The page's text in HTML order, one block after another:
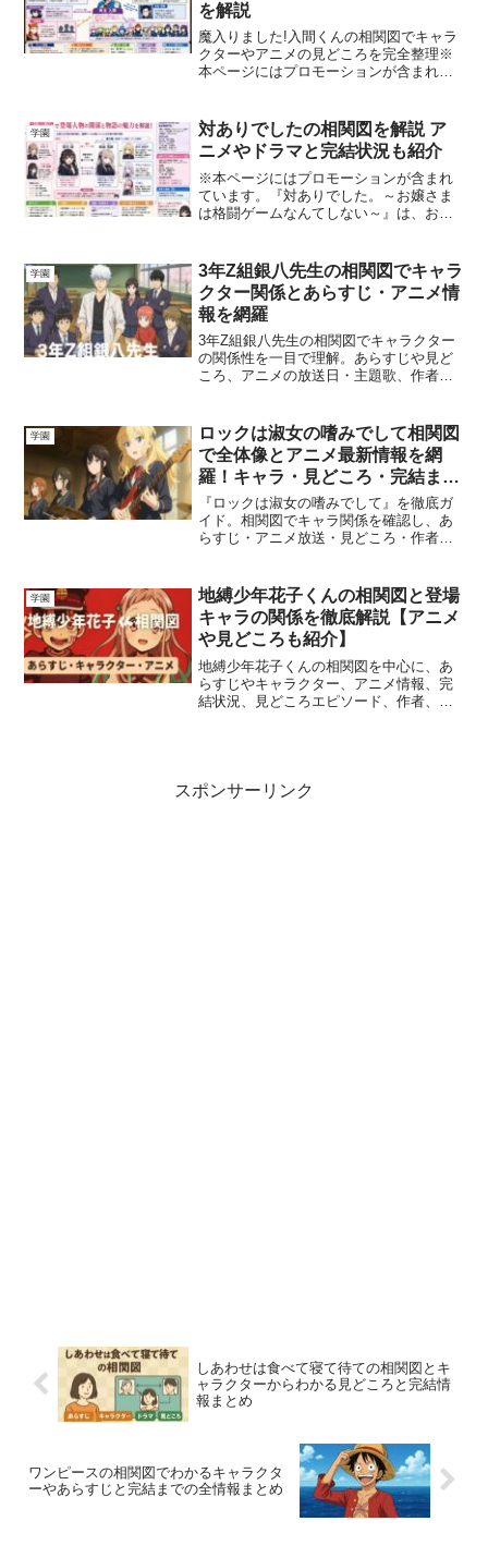
を解説
魔入りました!入間くんの相関図でキャラ
クターやアニメの見どころを完全整理※
本ページにはプロモーションが含まれて
少年・鈴木入間を中心に、個性豊かなキ
ャラクターたちの関係...
学園
対ありでしたの相関図を解説 ア
ニメやドラマと完結状況も紹介
※本ページにはプロモーションが含まれ
ています。『対ありでした。～お嬢さま
は格闘ゲームなんてしない～』は、お嬢
ディです。この記事では、『対ありでし
た。～お嬢さまは格闘ゲー...
学園
3年Z組銀八先生の相関図でキャラ
クター関係とあらすじ・アニメ情
報を網羅
3年Z組銀八先生の相関図でキャラクター
の関係性を一目で理解。あらすじや見ど
ころ、アニメの放送日・主題歌、作者と
学園
ロックは淑女の嗜みでして相関図
で全体像とアニメ最新情報を網
羅！キャラ・見どころ・完結まで
解説
『ロックは淑女の嗜みでして』を徹底ガ
イド。相関図でキャラ関係を確認し、あ
らすじ・アニメ放送・見どころ・作者・
学園
地縛少年花子くんの相関図と登場
キャラの関係を徹底解説【アニメ
や見どころも紹介】
地縛少年花子くんの相関図を中心に、あ
らすじやキャラクター、アニメ情報、完
結状況、見どころエピソード、作者、読
スポンサーリンク
しあわせは食べて寝て待ての相関図とキ
ャラクターからわかる見どころと完結情
報まとめ
ワンピースの相関図でわかるキャラクタ
ーやあらすじと完結までの全情報まとめ